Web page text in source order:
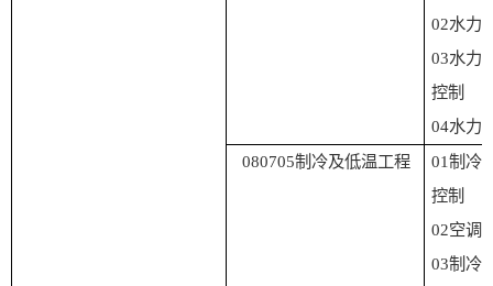
02水力
03水力
控制
04水力
080705制冷及低温工程 01制冷
控制
02空调
03制冷